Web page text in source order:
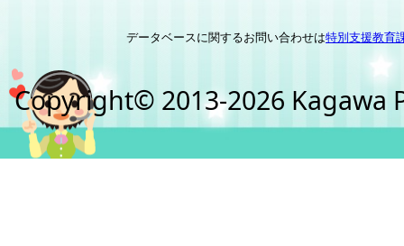
データベースに関するお問い合わせは特別支援教育
Copyright© 2013-2026 Kagawa